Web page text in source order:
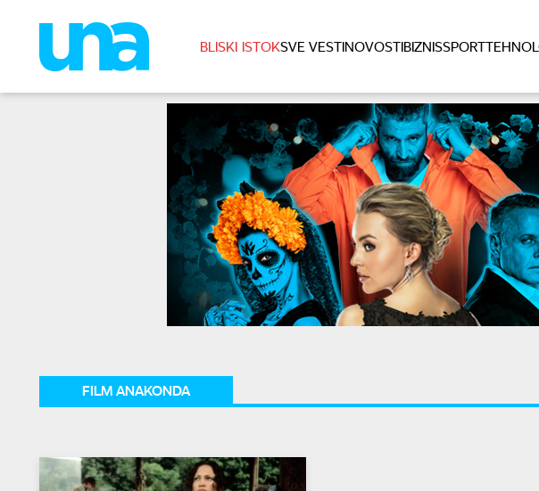
BLISKI ISTOKSVE VESTINOVOSTIBIZNISSPORT
FILM ANAKONDA